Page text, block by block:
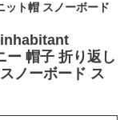
ト帽 スノーボード
inhabitant
ー 帽子 折り返し
ノーボード ス